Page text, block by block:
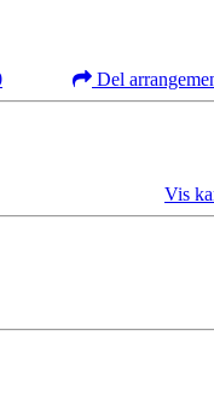
Del
Vis